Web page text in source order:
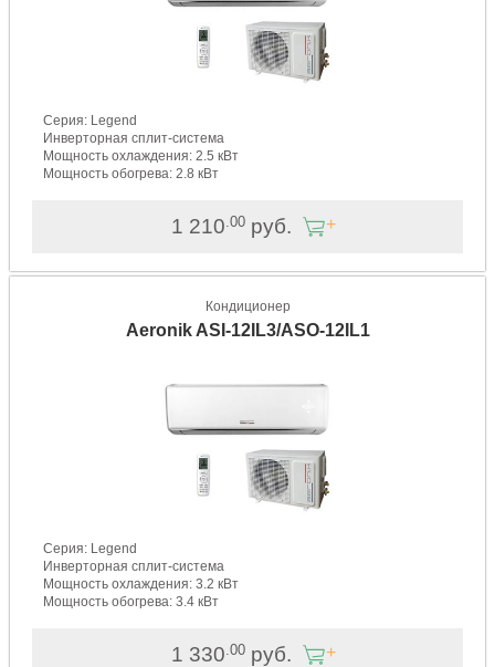
Серия: Legend
Инверторная сплит-система
Мощность охлаждения: 2.5 кВт
Мощность обогрева: 2.8 кВт
1 210 .00руб.
Кондиционер
Aeronik ASI-12IL3/ASO-12IL1
Серия: Legend
Инверторная сплит-система
Мощность охлаждения: 3.2 кВт
Мощность обогрева: 3.4 кВт
1 330 .00руб.